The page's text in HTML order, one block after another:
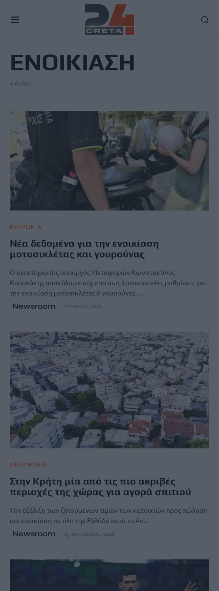
ΕΝΟΙΚΙΑΣΗ
4 άρθρα
ΚΟΙΝΩΝΙΑ
Νέα δεδομένα για την ενοικίαση
μοτοσικλέτας και γουρούνας
Ο αναπληρωτής υπουργός Μεταφορών Κωνσταντίνος
Κυρανάκης αποκάλυψε σήμερα πως έρχονται νέες ρυθμίσεις για
την ενοικίαση μοτοσικλέτας ή γουρούνας.…
Newsroom 2 Ιουνίου, 2026
ΟΙΚΟΝΟΜΙΑ
Στην Κρήτη μία από τις πιο ακριβές
περιοχές της χώρας για αγορά σπιτιού
Tην εξέλιξη των ζητούμενων τιμών των κατοικιών προς πώληση
και ενοικίαση σε όλη την Ελλάδα κατά το 4ο…
Newsroom 15 Ιανουαρίου, 2026